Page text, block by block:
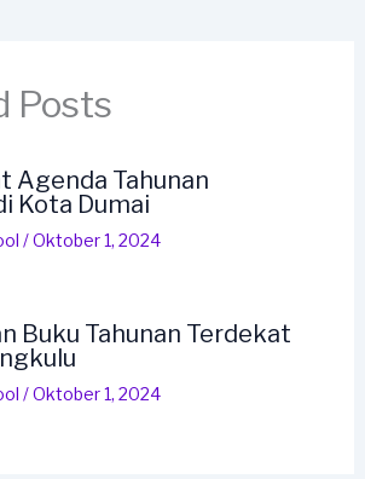
Posts
Agenda Tahunan
Kota Dumai
/Oktober 1, 2024
Buku Tahunan Terdekat
/Oktober 1, 2024